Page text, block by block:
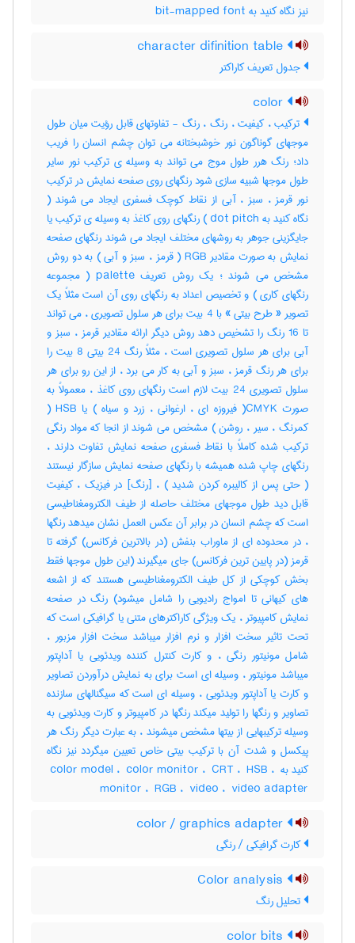
نیز نگاه کنید به ‎ bit-mapped font
جدول تعریف کاراکتر
ترکیب ، کیفیت ، رنگ ، رنگ - تفاوتهای قابل رؤیت میان طول
موجهای گوناگون نور خوشبختانه می توان چشم انسان را فریب
داد؛ رنگ هرر طول موج می تواند به وسیله ی ترکیب نور سایر
طول موجها شبیه سازی شود رنگهای روی صفحه نمایش در ترکیب
نور قرمز ، سبز ، آبی از نقاط کوچک فسفری ایجاد می شوند (
نگاه کنید به dot pitch ) رنگهای روی کاغذ به وسیله ی ترکیب یا
جایگزینی جوهر به روشهای مختلف ایجاد می شوند رنگهای صفحه
نمایش به صورت مقادیر RGB ( قرمز ، سبز و آبی ) به دو روش
مشخص می شوند ؛ یک روش تعریف palette ( مجموعه
رنگهای کاری ) و تخصیص اعداد به رنگهای روی آن است مثلاً یک
تصویر « طرح بیتی » با 4 بیت برای هر سلول تصویری ، می تواند
تا 16 رنگ را تشخیص دهد روش دیگر ارائه مقادیر قرمز ، سبز و
آبی برای هر سلول تصویری است ، مثلاً رنگ 24 بیتی 8 بیت را
برای هر رنگ قرمز ، سبز و آبی به کار می برد ، از این رو برای هر
سلول تصویری 24 بیت لازم است رنگهای روی کاغذ ، معمولاً به
صورت CMYK( فیروزه ای ، ارغوانی ، زرد و سیاه ) یا HSB (
کمرنگ ، سیر ، روشن ) مشخص می شوند از انجا که مواد رنگی
ترکیب شده کاملاً با نقاط فسفری صفحه نمایش تفاوت دارند ،
رنگهای چاپ شده همیشه با رنگهای صفحه نمایش سازگار نیستند
( حتی پس از کالیبره کردن شدید ) ، [رنگ] در فیزیک ، کیفیت
قابل دید طول موجهای مختلف حاصله از طیف الکترومغناطیسی
است که چشم انسان در برابر آن عکس العمل نشان میدهد رنگها
، در محدوده ای از ماوراب بنفش (در بالاترین فرکانس) گرفته تا
قرمز (در پایین ترین فرکانس) جای میگیرند (این طول موجها فقط
بخش کوچکی از کل طیف الکترومغناطیسی هستند که از اشعه
های کیهانی تا امواج رادیویی را شامل میشود) رنگ در صفحه
نمایش کامپیوتر ، یک ویژگی کاراکترهای متنی یا گرافیکی است که
تحت تاثیر سخت افزار و نرم افزار میباشد سخت افزار مزبور ،
شامل مونیتور رنگی ، و کارت کنترل کننده ویدئویی یا آداپتور
میباشد مونیتور ، وسیله ای است برای به نمایش درآوردن تصاویر
و کارت یا آداپتور ویدئویی ، وسیله ای است که سیگنالهای سازنده
تصاویر و رنگها را تولید میکند رنگها در کامپیوتر و کارت ویدئویی به
وسیله ترکیبهایی از بیتها مشخص میشوند ، به عبارت دیگر رنگ هر
پیکسل و شدت آن با ترکیب بیتی خاص تعیین میگردد نیز نگاه
کنید به ‎ color model ، ‎ color monitor ، ‎ CRT ، ‎ HSB ، ‎
monitor ، ‎ RGB ، ‎ video ، ‎ video adapter
کارت گرافیکی / رنگی
تحلیل رنگ